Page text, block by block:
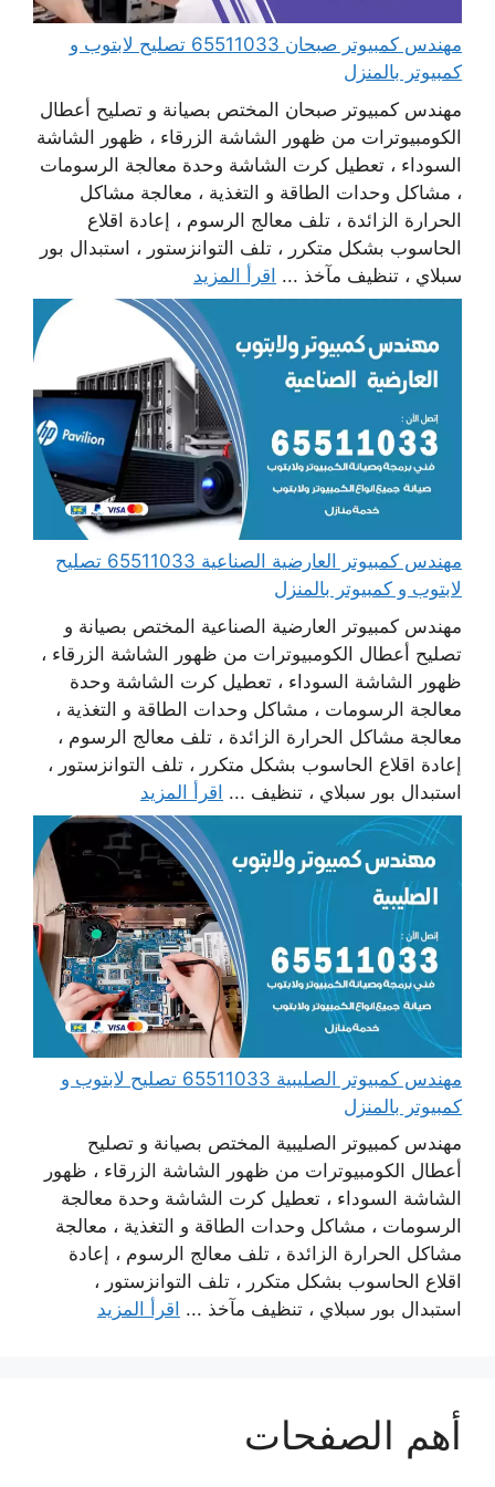
مهندس كمبيوتر صبحان 65511033 تصليح لابتوب و
كمبيوتر بالمنزل
مهندس كمبيوتر صبحان المختص بصيانة و تصليح أعطال
الكومبيوترات من ظهور الشاشة الزرقاء ، ظهور الشاشة
السوداء ، تعطيل كرت الشاشة وحدة معالجة الرسومات
، مشاكل وحدات الطاقة و التغذية ، معالجة مشاكل
الحرارة الزائدة ، تلف معالج الرسوم ، إعادة اقلاع
الحاسوب بشكل متكرر ، تلف التوانزستور ، استبدال بور
سبلاي ، تنظيف مآخذ ... اقرأ المزيد
مهندس كمبيوتر العارضية الصناعية 65511033 تصليح
لابتوب و كمبيوتر بالمنزل
مهندس كمبيوتر العارضية الصناعية المختص بصيانة و
تصليح أعطال الكومبيوترات من ظهور الشاشة الزرقاء ،
ظهور الشاشة السوداء ، تعطيل كرت الشاشة وحدة
معالجة الرسومات ، مشاكل وحدات الطاقة و التغذية ،
معالجة مشاكل الحرارة الزائدة ، تلف معالج الرسوم ،
إعادة اقلاع الحاسوب بشكل متكرر ، تلف التوانزستور ،
استبدال بور سبلاي ، تنظيف ... اقرأ المزيد
مهندس كمبيوتر الصليبية 65511033 تصليح لابتوب و
كمبيوتر بالمنزل
مهندس كمبيوتر الصليبية المختص بصيانة و تصليح
أعطال الكومبيوترات من ظهور الشاشة الزرقاء ، ظهور
الشاشة السوداء ، تعطيل كرت الشاشة وحدة معالجة
الرسومات ، مشاكل وحدات الطاقة و التغذية ، معالجة
مشاكل الحرارة الزائدة ، تلف معالج الرسوم ، إعادة
اقلاع الحاسوب بشكل متكرر ، تلف التوانزستور ،
استبدال بور سبلاي ، تنظيف مآخذ ... اقرأ المزيد
أهم الصفحات